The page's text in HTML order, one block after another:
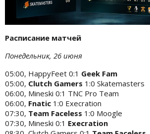
Расписание матчей
Понедельник, 26 июня
05:00, HappyFeet 0:1 Geek Fam
05:00, Clutch Gamers 1:0 Skatemasters
06:00, Mineski 0:1 TNC Pro Team
06:00, Fnatic 1:0 Execration
07:30, Team Faceless 1:0 Moogle
07:30, Mineski 0:1 Execration